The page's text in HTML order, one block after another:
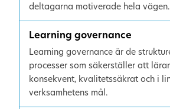
deltagarna motiverade hela vägen.
Learning governance
Learning governance är de
processer som säkerställer att
konsekvent, kvalitetssäkrat och i
verksamhetens mål.